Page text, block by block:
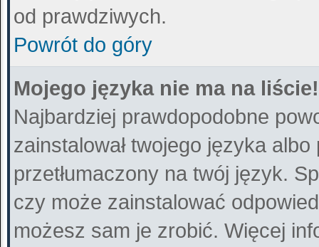
od prawdziwych.
Powrót do góry
Mojego języka nie ma na liście!
Najbardziej prawdopodobne
zainstalował twojego języka
przetłumaczony na twój język.
czy może zainstalować
możesz sam je zrobić. Więcej